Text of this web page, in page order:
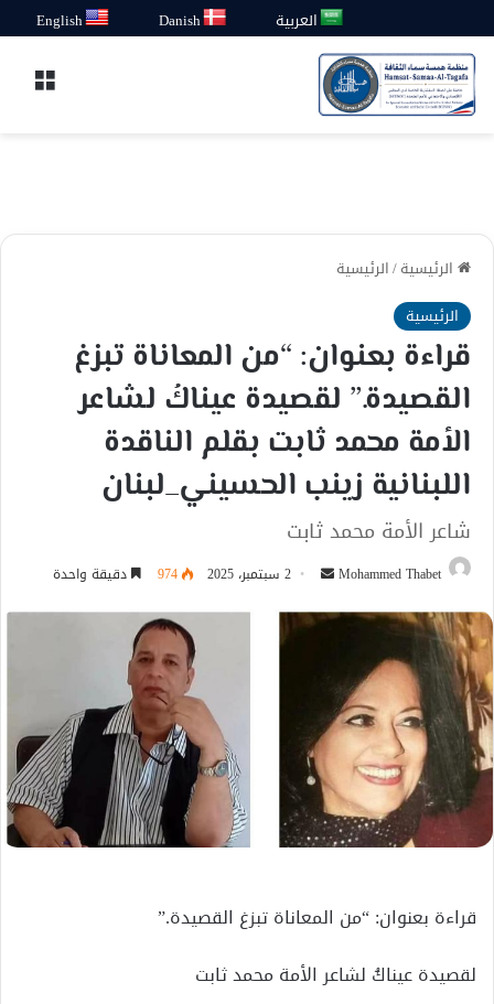
العربية Danish
English
الرئيسية/الرئيسية
الرئيسية
قراءة بعنوان: “من المعاناة تبزغ
القصيدة.” لقصيدة عيناكُ لشاعر
الأمة محمد ثابت بقلم الناقدة
اللبنانية زينب الحسيني_لبنان
شاعر الأمة محمد ثابت
Mohammed Thabet
أرسل
إلكترونيا
2 سبتمبر، 2025 974 دقيقة واحدة
قراءة بعنوان: “من المعاناة تبزغ القصيدة.”
لقصيدة عيناكُ لشاعر الأمة محمد ثابت